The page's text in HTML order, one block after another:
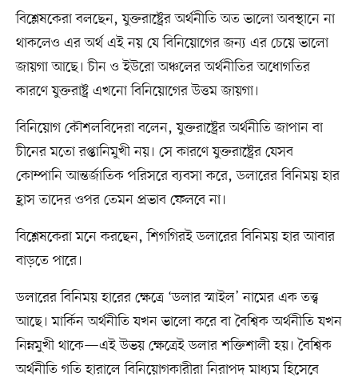
বিশ্লেষকেরা বলছেন, যুক্তরাষ্ট্রের অর্থনীতি অত ভালো অবস্থানে না
থাকলেও এর অর্থ এই নয় যে বিনিয়োগের জন্য এর চেয়ে ভালো
জায়গা আছে। চীন ও ইউরো অঞ্চলের অর্থনীতির অধোগতির
কারণে যুক্তরাষ্ট্র এখনো বিনিয়োগের উত্তম জায়গা।
বিনিয়োগ কৌশলবিদেরা বলেন, যুক্তরাষ্ট্রের অর্থনীতি জাপান বা
চীনের মতো রপ্তানিমুখী নয়। সে কারণে যুক্তরাষ্ট্রের যেসব
কোম্পানি আন্তর্জাতিক পরিসরে ব্যবসা করে, ডলারের বিনিময় হার
হ্রাস তাদের ওপর তেমন প্রভাব ফেলবে না।
বিশ্লেষকেরা মনে করছেন, শিগগিরই ডলারের বিনিময় হার আবার
বাড়তে পারে।
ডলারের বিনিময় হারের ক্ষেত্রে ‘ডলার স্মাইল’ নামের এক তত্ত্ব
আছে। মার্কিন অর্থনীতি যখন ভালো করে বা বৈশ্বিক অর্থনীতি যখন
নিম্নমুখী থাকে—এই উভয় ক্ষেত্রেই ডলার শক্তিশালী হয়। বৈশ্বিক
অর্থনীতি গতি হারালে বিনিয়োগকারীরা নিরাপদ মাধ্যম হিসেবে